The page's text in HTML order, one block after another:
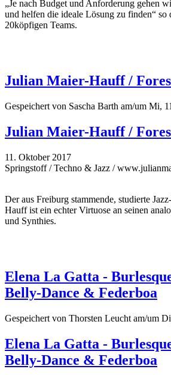
„Je nach Budget und Anforderung gehen
und helfen die ideale Lösung zu finden“ so
20köpfigen Teams.
Julian Maier-Hauff /
Gespeichert von Sascha Barth am/um Mi,
Julian Maier-Hauff /
11. Oktober 2017
Springstoff / Techno & Jazz /
Der aus Freiburg stammende, studierte
Hauff ist ein echter Virtuose an seinen
und Synthies.
Elena La Gatta -
Belly-Dance & Federboa
Gespeichert von Thorsten Leucht am/um
Elena La Gatta -
Belly-Dance & Federboa